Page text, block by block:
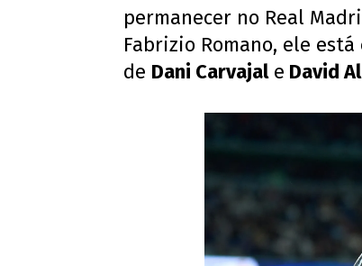
permanecer no Real
Fabrizio Romano, ele está
de Dani Carvajale David